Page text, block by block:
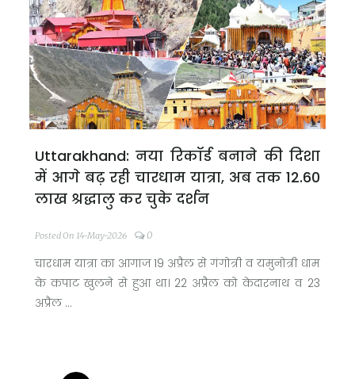
Uttarakhand: नया रिकॉर्ड बनाने की दिशा
में आगे बढ़ रही चारधाम यात्रा, अब तक 12.60
लाख श्रद्धालु कर चुके दर्शन
Posted On 14-May-2026 0
चारधाम यात्रा का आगाज 19 अप्रैल से गंगोत्री व यमुनोत्री धाम
के कपाट खुलने से हुआ था। 22 अप्रैल को केदारनाथ व 23
अप्रैल ...